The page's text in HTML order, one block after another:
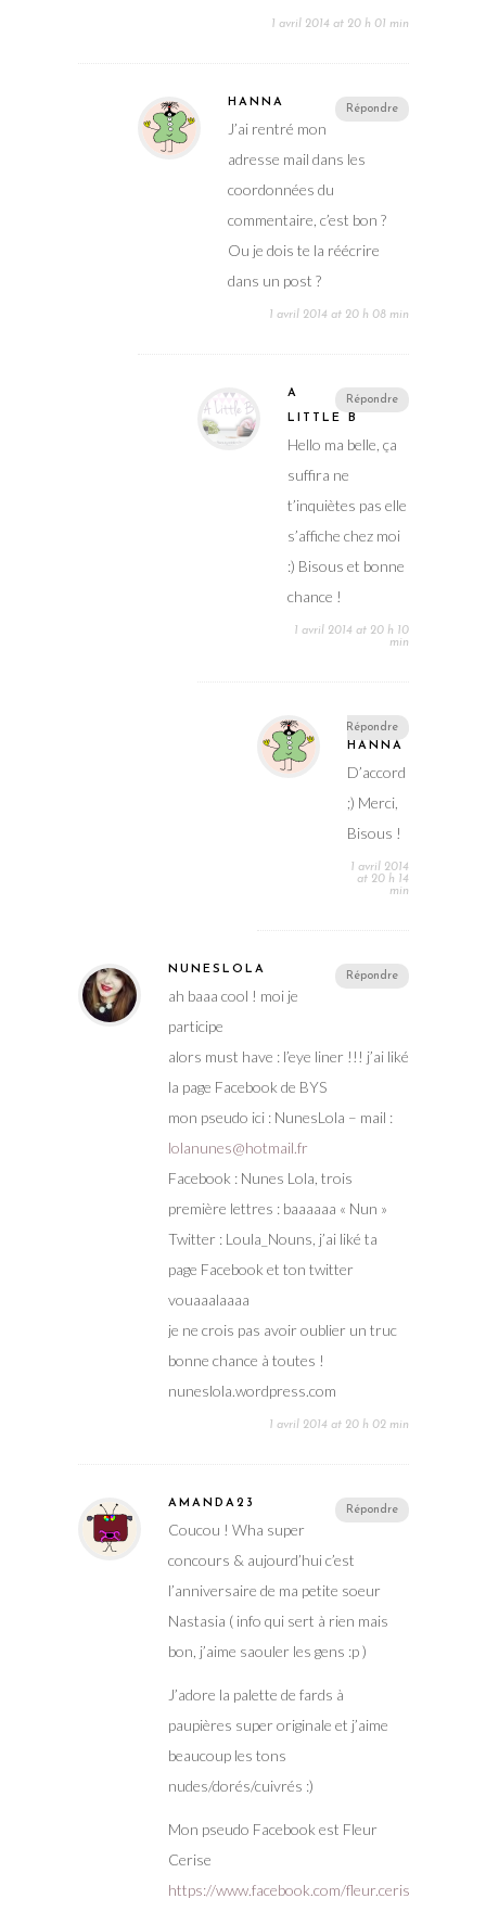
1 avril 2014 at 20 h 01 min
Répondre
HANNA
J’ai rentré mon
adresse mail dans les
coordonnées du
commentaire, c’est bon ?
Ou je dois te la réécrire
dans un post ?
1 avril 2014 at 20 h 08 min
Répondre
A
LITTLE B
Hello ma belle, ça
suffira ne
t’inquiètes pas elle
s’affiche chez moi
:) Bisous et bonne
chance !
1 avril 2014 at 20 h 10
min
Répondre
HANNA
D’accord
;) Merci,
Bisous !
1 avril 2014
at 20 h 14
min
Répondre
NUNESLOLA
ah baaa cool ! moi je
participe
alors must have : l’eye liner !!! j’ai liké
la page Facebook de BYS
mon pseudo ici : NunesLola – mail :
lolanunes@hotmail.fr
Facebook : Nunes Lola, trois
première lettres : baaaaaa « Nun »
Twitter : Loula_Nouns, j’ai liké ta
page Facebook et ton twitter
vouaaalaaaa
je ne crois pas avoir oublier un truc
bonne chance à toutes !
nuneslola.wordpress.com
1 avril 2014 at 20 h 02 min
Répondre
AMANDA23
Coucou ! Wha super
concours & aujourd’hui c’est
l’anniversaire de ma petite soeur
Nastasia ( info qui sert à rien mais
bon, j’aime saouler les gens :p )
J’adore la palette de fards à
paupières super originale et j’aime
beaucoup les tons
nudes/dorés/cuivrés :)
Mon pseudo Facebook est Fleur
Cerise
https://www.facebook.com/fleur.cerise.9